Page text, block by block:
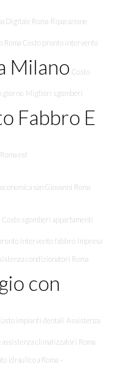
Digitale Roma Riparazione
Roma Costo pronto intervento
Milano Costo
giorno Migliori sgomberi
Fabbro E
est
san Giovanni Roma
Costo sgomberi appartamenti
intervento fabbro Impresa
condizionatori Roma
con
impianti dentali Assistenza
assistenza climatizzatori Roma
idraulico a Roma –